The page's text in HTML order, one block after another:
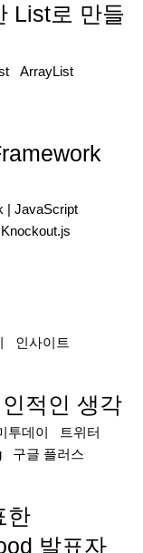
List로 만들
ArrayList
| JavaScript
Knockout.js
인사이트
적인 생각
투데이
트위터
구글 플러스
한
발표자